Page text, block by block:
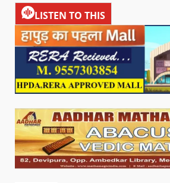
LISTEN TO THIS